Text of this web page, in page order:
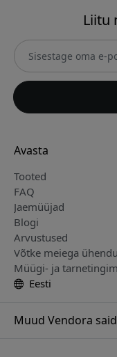
Liitu
Avasta
Tooted
FAQ
Jaemüüjad
Blogi
Arvustused
Võtke meiega
Müügi- ja
Eesti
Muud Vendora